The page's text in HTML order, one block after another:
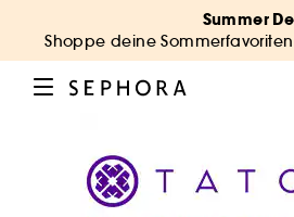
Summer
Shoppe deine